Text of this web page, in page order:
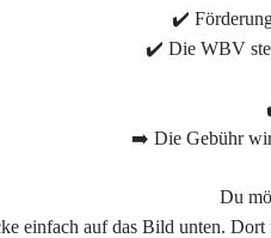
✔️
✔️ Die WBV
➡️ Die Gebühr
Du
einfach auf das Bild unten. Dort